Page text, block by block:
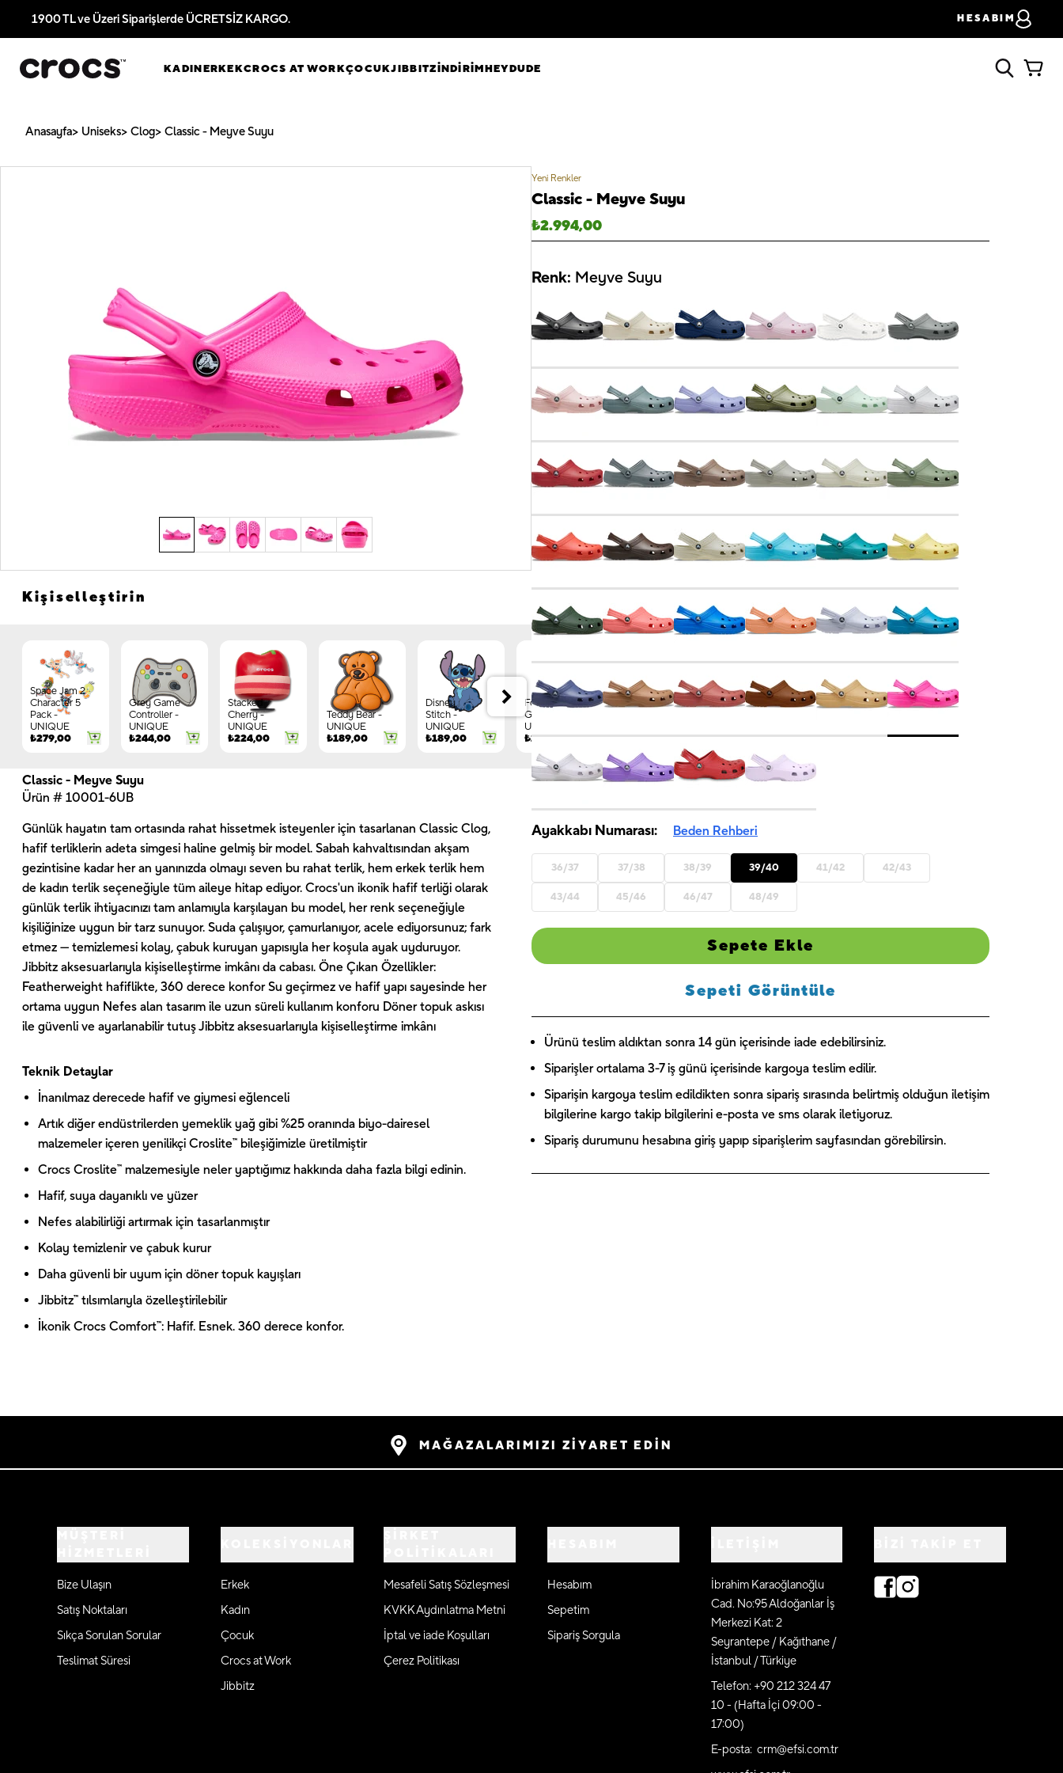
1900 TL ve Üzeri Siparişlerde ÜCRETSİZ KARGO. HESABIM
KADINERKEKCROCS AT WORKÇOCUKJIBBITZİNDİRİMHEYDUDE
Anasayfa Uniseks Clog Classic - Meyve Suyu
Kişiselleştirin
Space Jam 2
Character 5
Pack -
UNIQUE
₺279,00
Grey Game
Controller -
UNIQUE
₺244,00
Stacked
Cherry -
UNIQUE
₺224,00
Teddy Bear -
UNIQUE
₺189,00
Disney
Stitch -
UNIQUE
₺189,00
Forest
Gnome -
UNIQUE
₺149,00
Jibbitz
₺244,00
Captain
₺189,00
Paw Patrol
₺244,00
Blooming
₺224,00
Classic - Meyve Suyu
Ürün # 10001-6UB
Günlük hayatın tam ortasında rahat hissetmek isteyenler için tasarlanan Classic Clog,
hafif terliklerin adeta simgesi haline gelmiş bir model. Sabah kahvaltısından akşam
gezintisine kadar her an yanınızda olmayı seven bu rahat terlik, hem erkek terlik hem
de kadın terlik seçeneğiyle tüm aileye hitap ediyor. Crocs'un ikonik hafif terliği olarak
günlük terlik ihtiyacınızı tam anlamıyla karşılayan bu model, her renk seçeneğiyle
kişiliğinize uygun bir tarz sunuyor. Suda çalışıyor, çamurlanıyor, acele ediyorsunuz; fark
etmez — temizlemesi kolay, çabuk kuruyan yapısıyla her koşula ayak uyduruyor.
Jibbitz aksesuarlarıyla kişiselleştirme imkânı da cabası. Öne Çıkan Özellikler:
Featherweight hafiflikte, 360 derece konfor Su geçirmez ve hafif yapı sayesinde her
ortama uygun Nefes alan tasarım ile uzun süreli kullanım konforu Döner topuk askısı
ile güvenli ve ayarlanabilir tutuş Jibbitz aksesuarlarıyla kişiselleştirme imkânı
Teknik Detaylar
İnanılmaz derecede hafif ve giymesi eğlenceli
Artık diğer endüstrilerden yemeklik yağ gibi %25 oranında biyo-dairesel
malzemeler içeren yenilikçi Croslite™ bileşiğimizle üretilmiştir
Crocs Croslite™ malzemesiyle neler yaptığımız hakkında daha fazla bilgi edinin.
Hafif, suya dayanıklı ve yüzer
Nefes alabilirliği artırmak için tasarlanmıştır
Kolay temizlenir ve çabuk kurur
Daha güvenli bir uyum için döner topuk kayışları
Jibbitz™ tılsımlarıyla özelleştirilebilir
İkonik Crocs Comfort™: Hafif. Esnek. 360 derece konfor.
Yeni Renkler
Classic - Meyve Suyu
₺2.994,00
Renk: Meyve Suyu
Ayakkabı Numarası: Beden Rehberi
36/37 37/38 38/39 39/40 41/42 42/43
43/44 45/46 46/47 48/49
Sepete Ekle
Sepeti Görüntüle
Ürünü teslim aldıktan sonra 14 gün içerisinde iade edebilirsiniz.
Siparişler ortalama 3-7 iş günü içerisinde kargoya teslim edilir.
Siparişin kargoya teslim edildikten sonra sipariş sırasında belirtmiş olduğun iletişim
bilgilerine kargo takip bilgilerini e-posta ve sms olarak iletiyoruz.
Sipariş durumunu hesabına giriş yapıp siparişlerim sayfasından görebilirsin.
MAĞAZALARIMIZI ZİYARET EDİN
Bize Ulaşın
Satış Noktaları
Sıkça Sorulan Sorular
Teslimat Süresi
Erkek
Kadın
Çocuk
Crocs at Work
Jibbitz
Mesafeli Satış Sözleşmesi
KVKK Aydınlatma Metni
İptal ve iade Koşulları
Çerez Politikası
Hesabım
Sepetim
Sipariş Sorgula
İbrahim Karaoğlanoğlu
Cad. No:95 Aldoğanlar İş
Merkezi Kat: 2
Seyrantepe / Kağıthane /
İstanbul / Türkiye
Telefon: +90 212 324 47
10 - (Hafta İçi 09:00 -
17:00)
E-posta: crm@efsi.com.tr